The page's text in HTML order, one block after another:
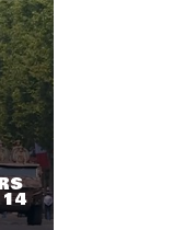
14